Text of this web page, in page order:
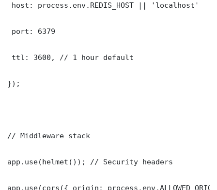
host: process.env.REDIS_HOST || 'localhost'
port: 6379
ttl: 3600, // 1 hour default
});
// Middleware stack
app.use(helmet()); // Security headers
app.use(cors({ origin: